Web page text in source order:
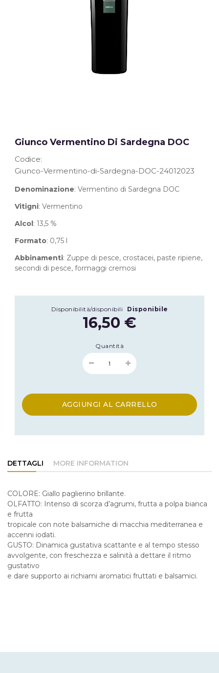
Giunco Vermentino Di Sardegna DOC
Codice
Giunco-Vermentino-di-Sardegna-DOC-24012023
Denominazione: Vermentino di Sardegna DOC
Vitigni: Vermentino
Alcol: 13,5 %
Formato: 0,75 l
Abbinamenti: Zuppe di pesce, crostacei, paste ripiene,
secondi di pesce, formaggi cremosi
Disponibilità/disponibili Disponibile
16,50 €
Quantità
AGGIUNGI AL CARRELLO
DETTAGLI MORE INFORMATION
COLORE: Giallo paglierino brillante.
OLFATTO: Intenso di scorza d’agrumi, frutta a polpa bianca
e frutta
tropicale con note balsamiche di macchia mediterranea e
accenni iodati.
GUSTO: Dinamica gustativa scattante e al tempo stesso
avvolgente, con freschezza e salinità a dettare il ritmo
gustativo
e dare supporto ai richiami aromatici fruttati e balsamici.